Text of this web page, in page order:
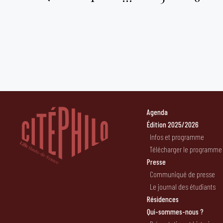
Agenda
Édition 2025/2026
Infos et programme
Télécharger le programme
Presse
Communiqué de presse
Le journal des étudiants
Résidences
Qui-sommes-nous ?